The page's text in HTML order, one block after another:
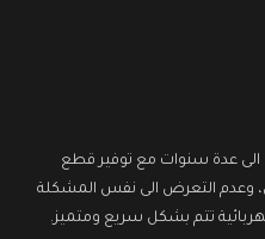
الى عدة سنوات مع توفير قطع
وعدم التعرض الى نفس المشكلة
تتم بشكل سريع ومتميز.